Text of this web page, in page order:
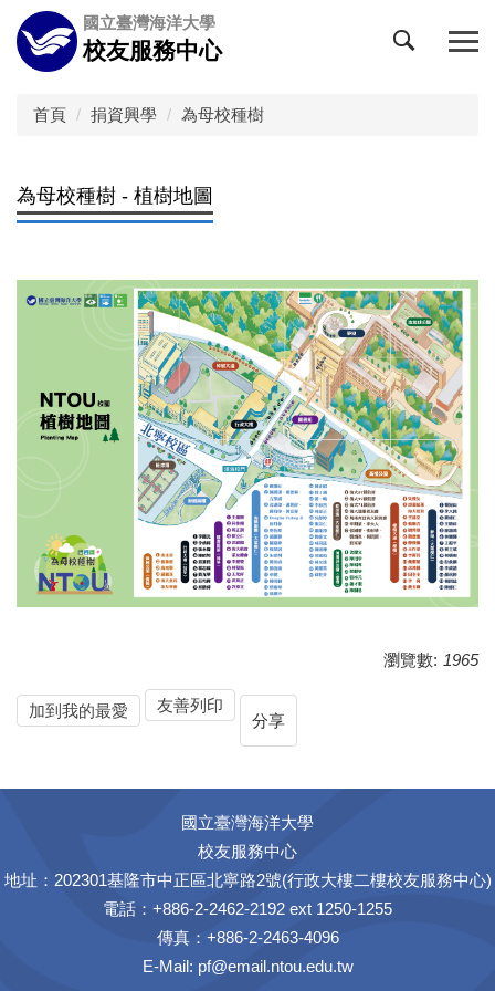
跳
到
主
國立臺灣海洋大學
校友服務中心
首頁 捐資興學 為母校種樹
為母校種樹 - 植樹地圖
瀏覽數: 1965
加到我的最愛
友善列印
分享
國立臺灣海洋大學
校友服務中心
地址：202301基隆市中正區北寧路2號(行政大樓二樓校友服務中心)
電話：+886-2-2462-2192 ext 1250-1255
傳真：+886-2-2463-4096
E-Mail: pf@email.ntou.edu.tw